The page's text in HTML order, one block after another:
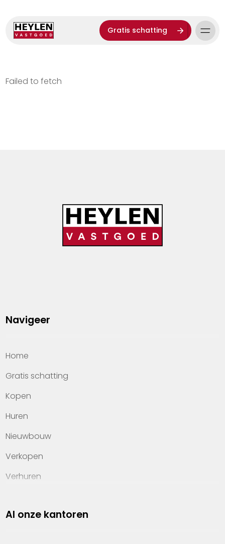
Gratis schatting
Failed to fetch
Navigeer
Home
Gratis schatting
Kopen
Huren
Nieuwbouw
Verkopen
Verhuren
Property management
Al onze kantoren